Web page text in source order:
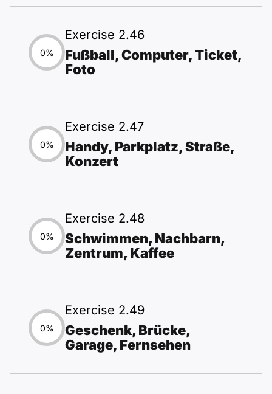
0%
Exercise 2.46
Fußball, Computer, Ticket,
Foto
0%
Exercise 2.47
Handy, Parkplatz, Straße,
Konzert
0%
Exercise 2.48
Schwimmen, Nachbarn,
Zentrum, Kaffee
0%
Exercise 2.49
Geschenk, Brücke,
Garage, Fernsehen